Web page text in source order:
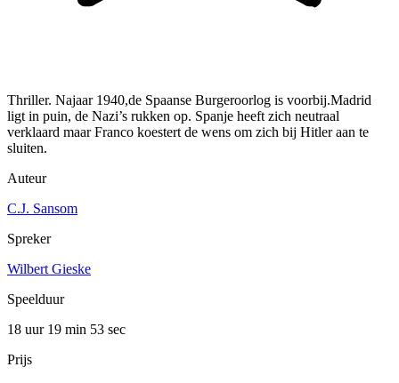
Thriller. Najaar 1940,de Spaanse Burgeroorlog is voorbij.Madrid
ligt in puin, de Nazi’s rukken op. Spanje heeft zich neutraal
verklaard maar Franco koestert de wens om zich bij Hitler aan te
sluiten.
Auteur
C.J. Sansom
Spreker
Wilbert Gieske
Speelduur
18 uur 19 min 53 sec
Prijs